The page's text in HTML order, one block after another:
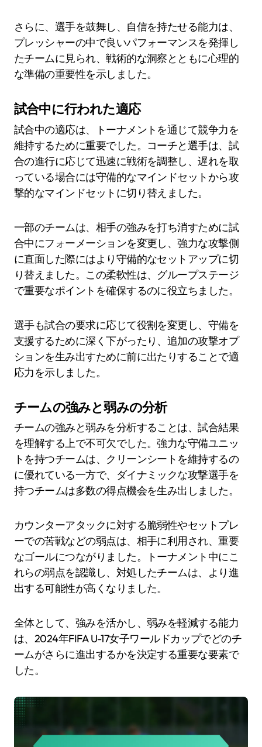
さらに、選手を鼓舞し、自信を持たせる能力は、
プレッシャーの中で良いパフォーマンスを発揮し
たチームに見られ、戦術的な洞察とともに心理的
な準備の重要性を示しました。
試合中に行われた適応
試合中の適応は、トーナメントを通じて競争力を
維持するために重要でした。コーチと選手は、試
合の進行に応じて迅速に戦術を調整し、遅れを取
っている場合には守備的なマインドセットから攻
撃的なマインドセットに切り替えました。
一部のチームは、相手の強みを打ち消すために試
合中にフォーメーションを変更し、強力な攻撃側
に直面した際にはより守備的なセットアップに切
り替えました。この柔軟性は、グループステージ
で重要なポイントを確保するのに役立ちました。
選手も試合の要求に応じて役割を変更し、守備を
支援するために深く下がったり、追加の攻撃オプ
ションを生み出すために前に出たりすることで適
応力を示しました。
チームの強みと弱みの分析
チームの強みと弱みを分析することは、試合結果
を理解する上で不可欠でした。強力な守備ユニッ
トを持つチームは、クリーンシートを維持するの
に優れている一方で、ダイナミックな攻撃選手を
持つチームは多数の得点機会を生み出しました。
カウンターアタックに対する脆弱性やセットプレ
ーでの苦戦などの弱点は、相手に利用され、重要
なゴールにつながりました。トーナメント中にこ
れらの弱点を認識し、対処したチームは、より進
出する可能性が高くなりました。
全体として、強みを活かし、弱みを軽減する能力
は、2024年FIFA U-17女子ワールドカップでどのチ
ームがさらに進出するかを決定する重要な要素で
した。